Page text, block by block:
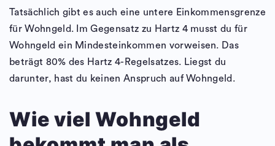
Tatsächlich gibt es auch eine untere Einkommensgrenze
für Wohngeld. Im Gegensatz zu Hartz 4 musst du für
Wohngeld ein Mindesteinkommen vorweisen. Das
beträgt 80% des Hartz 4-Regelsatzes. Liegst du
darunter, hast du keinen Anspruch auf Wohngeld.
Wie viel Wohngeld